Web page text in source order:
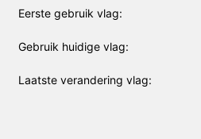
Eerste gebruik vlag:
Gebruik huidige vlag:
Laatste verandering vlag: